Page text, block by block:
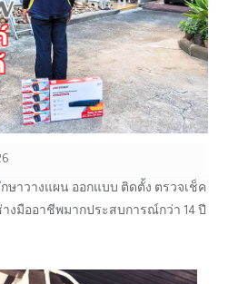
ษาวางแผน ออกแบบ ติดตั้ง ตรวจเช็ค
งมืออาชีพมากประสบการณ์กว่า 14 ปี